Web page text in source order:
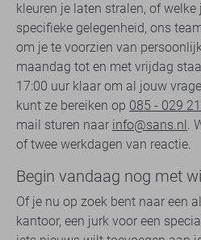
kleuren je laten stralen, of
specifieke gelegenheid, ons
om je te voorzien van
maandag tot en met vrijdag
17:00 uur klaar om al jouw
kunt ze bereiken op 085 - 029
mail sturen naar info@sans.nl.
of twee werkdagen van reactie.
Begin vandaag nog met
Of je nu op zoek bent naar een
kantoor, een jurk voor een